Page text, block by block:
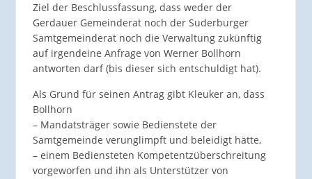
Ziel der Beschlussfassung, dass weder der
Gerdauer Gemeinderat noch der Suderburger
Samtgemeinderat noch die Verwaltung zukünftig
auf irgendeine Anfrage von Werner Bollhorn
antworten darf (bis dieser sich entschuldigt hat).
Als Grund für seinen Antrag gibt Kleuker an, dass
Bollhorn
– Mandatsträger sowie Bedienstete der
Samtgemeinde verunglimpft und beleidigt hätte,
– einem Bediensteten Kompetentzüberschreitung
vorgeworfen und ihn als Unterstützer von